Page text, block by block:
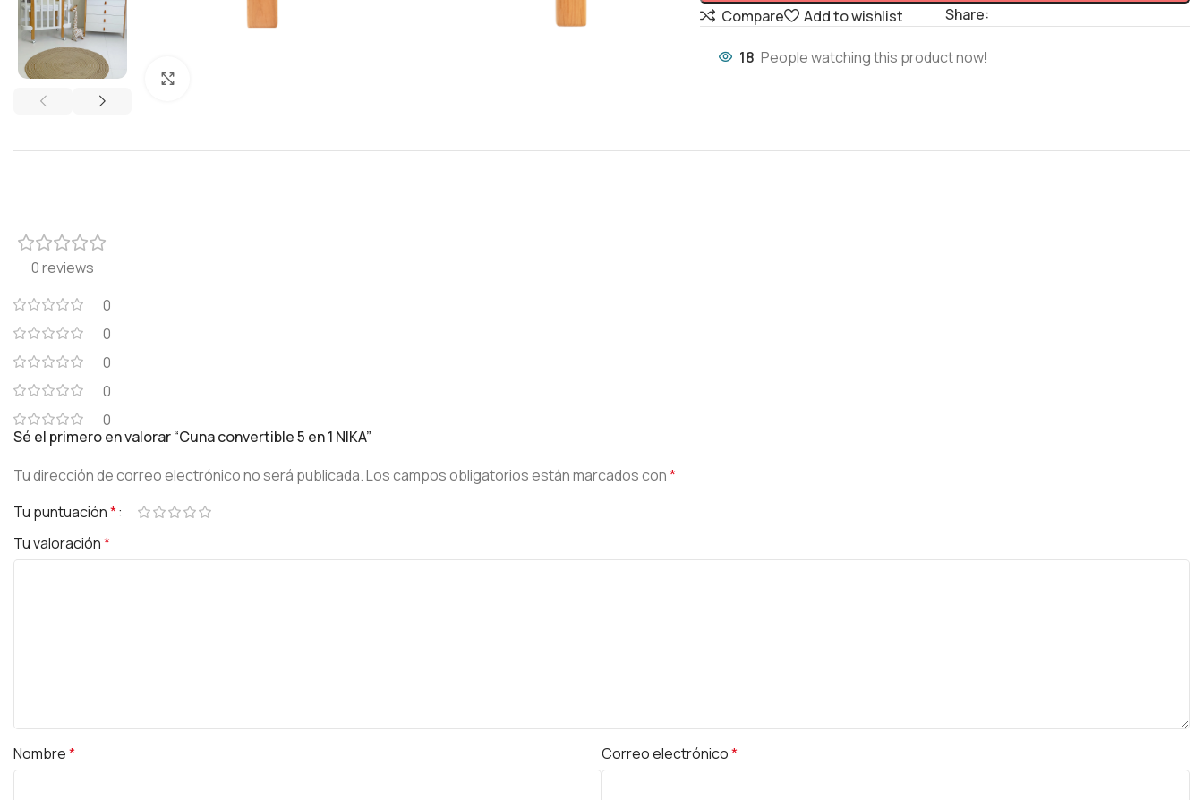
Compare
Add to wishlist Share:
18 People watching this product now!
0 reviews
0
0
0
0
0
Sé el primero en valorar “Cuna convertible 5 en 1 NIKA”
Tu dirección de correo electrónico no será publicada.Los campos obligatorios están marcados con*
Tu puntuación*
Tu valoración*
Nombre* Correo electrónico*